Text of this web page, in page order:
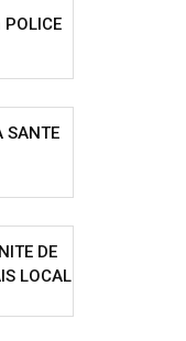
SANTE
DE
LOCAL